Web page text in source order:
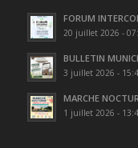
FORUM
20 juillet 2026 -
BULLETIN
3 juillet 2026 -
MARCHE
1 juillet 2026 -